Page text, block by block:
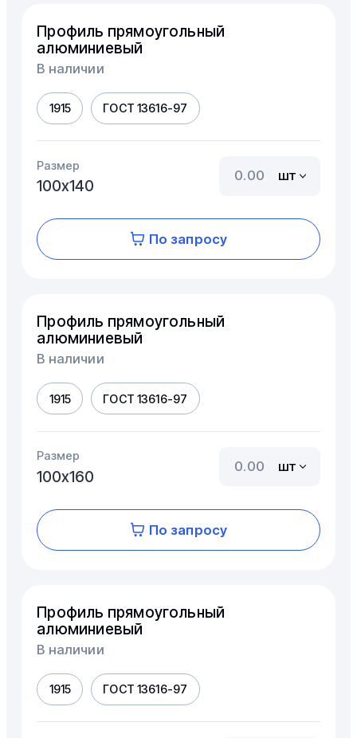
Профиль прямоугольный
алюминиевый
В наличии
1915 ГОСТ 13616-97
Размер
100х140
шт
По запросу
Профиль прямоугольный
алюминиевый
В наличии
1915 ГОСТ 13616-97
Размер
100х160
шт
По запросу
Профиль прямоугольный
алюминиевый
В наличии
1915 ГОСТ 13616-97